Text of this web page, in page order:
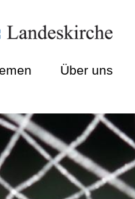
Über uns